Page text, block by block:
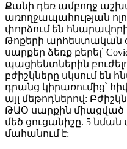
Քանի դեռ ամբողջ
առողջապահության
փորձում են
Թոքերի
սարքեր ձեռք բերել՝
պացիենտներին
բժիշկները սկսում են
դրանց կիրառումից՝
այլ մեթոդներով:
ԹԱՕ սարքին միացված
մեծ ցուցանիշը. 5
մահանում է: